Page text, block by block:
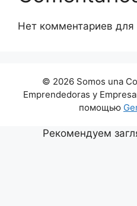
Нет комментариев для
© 2026 Somos una
Emprendedoras y
помощью
Рекомендуем